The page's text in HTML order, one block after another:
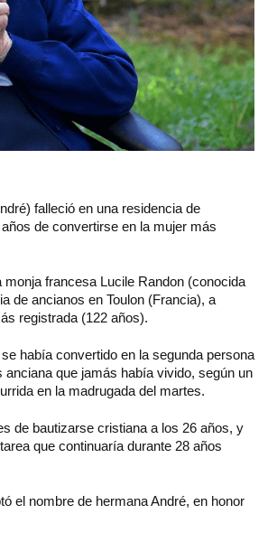
falleció en una residencia de
de convertirse en la mujer más
francesa Lucile Randon (conocida
de ancianos en Toulon (Francia), a
registrada (122 años).
había convertido en la segunda persona
que jamás había vivido, según un
en la madrugada del martes.
de bautizarse cristiana a los 26 años, y
que continuaría durante 28 años
el nombre de hermana André, en honor